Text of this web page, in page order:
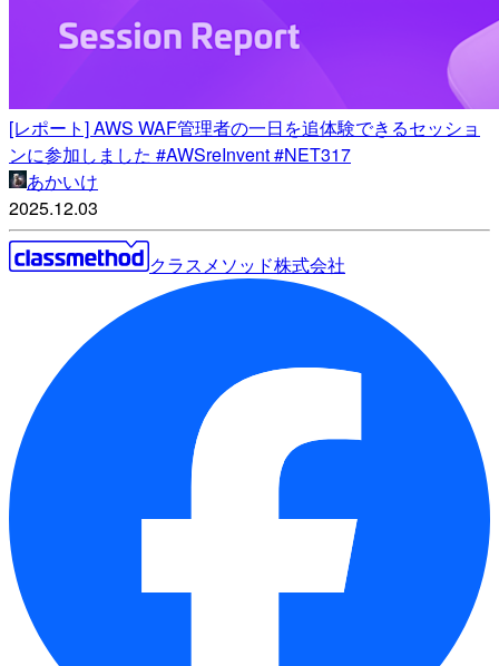
[レポート] AWS WAF管理者の一日を追体験できるセッショ
ンに参加しました #AWSreInvent #NET317
あかいけ
2025.12.03
クラスメソッド株式会社